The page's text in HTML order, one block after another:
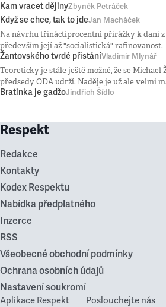
Kam vracet dějinyZbyněk Petráček
Když se chce, tak to jdeJan Macháček
Na návrhu třináctiprocentní přirážky k dani
především její až "socialistická" rafinovanost.
Žantovského tvrdé přistáníVladimír Mlynář
Teoreticky je stále ještě možné, že se
předsedy ODA udrží. Naděje je už ale velmi
Bratinka je gadžoJindřich Šídlo
Respekt
Redakce
Kontakty
Kodex Respektu
Nabídka předplatného
Inzerce
RSS
Všeobecné obchodní podmínky
Ochrana osobních údajů
Nastavení soukromí
Aplikace Respekt Poslouchejte nás